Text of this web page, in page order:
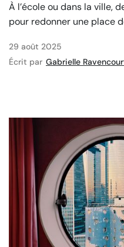
À l’école ou dans la ville,
pour redonner une place
29 août 2025
Écrit par Gabrielle